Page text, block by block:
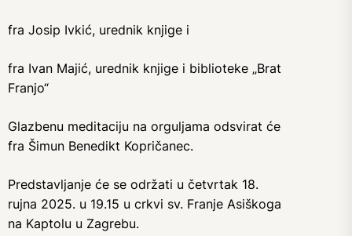
fra Josip Ivkić, urednik knjige i
fra Ivan Majić, urednik knjige i biblioteke „Brat
Franjo“
Glazbenu meditaciju na orguljama odsvirat će
fra Šimun Benedikt Kopričanec.
Predstavljanje će se održati u četvrtak 18.
rujna 2025. u 19.15 u crkvi sv. Franje Asiškoga
na Kaptolu u Zagrebu.